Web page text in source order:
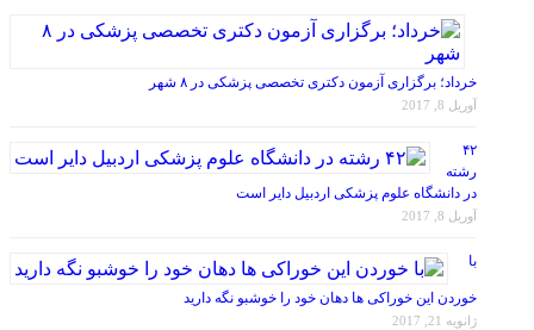
خرداد؛ برگزاری آزمون دکتری تخصصی پزشکی در ۸ شهر
آوریل 8, 2017
۴۲
رشته
در دانشگاه علوم پزشکی اردبیل دایر است
آوریل 8, 2017
با
خوردن این خوراکی ها دهان خود را خوشبو نگه دارید
ژانویه 21, 2017